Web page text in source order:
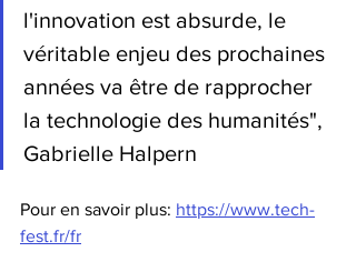
l'innovation est absurde, le
véritable enjeu des prochaines
années va être de rapprocher
la technologie des humanités",
Gabrielle Halpern
Pour en savoir plus: https://www.tech-
fest.fr/fr